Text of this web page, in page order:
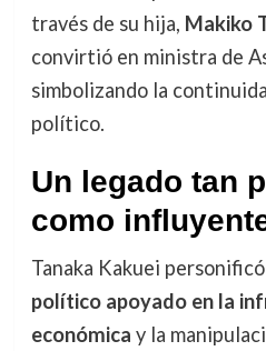
través de su hija, Makiko
convirtió en ministra de
simbolizando la
político.
Un legado tan
como
Tanaka Kakuei
político apoyado en la
económica y la